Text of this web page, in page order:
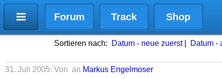
Forum Track Shop
Sortieren nach: Datum - neue zuerst| Datum -
31. Juli 2005: Von an Markus Engelmoser